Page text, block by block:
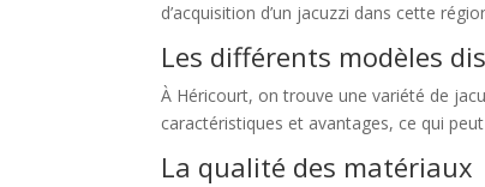
d’acquisition d’un jacuzzi dans cette
Les différents modèles
À Héricourt, on trouve une variété de
caractéristiques et avantages, ce qui
La qualité des matériaux